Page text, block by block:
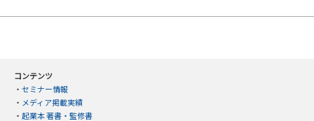
コンテンツ
・ セミナー情報
・ メディア掲載実績
・ 起業本 著書・監修書